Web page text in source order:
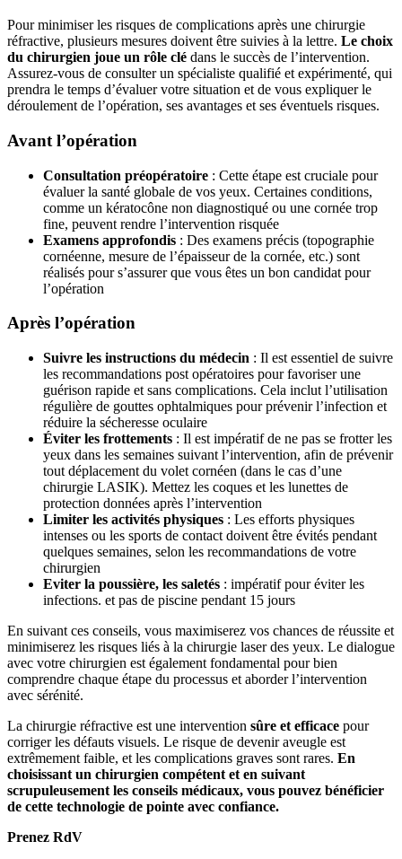
Pour minimiser les risques de complications après une chirurgie
réfractive, plusieurs mesures doivent être suivies à la lettre. Le choix
du chirurgien joue un rôle clé dans le succès de l’intervention.
Assurez-vous de consulter un spécialiste qualifié et expérimenté, qui
prendra le temps d’évaluer votre situation et de vous expliquer le
déroulement de l’opération, ses avantages et ses éventuels risques.
Avant l’opération
Consultation préopératoire : Cette étape est cruciale pour
évaluer la santé globale de vos yeux. Certaines conditions,
comme un kératocône non diagnostiqué ou une cornée trop
fine, peuvent rendre l’intervention risquée
Examens approfondis : Des examens précis (topographie
cornéenne, mesure de l’épaisseur de la cornée, etc.) sont
réalisés pour s’assurer que vous êtes un bon candidat pour
l’opération
Après l’opération
Suivre les instructions du médecin : Il est essentiel de suivre
les recommandations post opératoires pour favoriser une
guérison rapide et sans complications. Cela inclut l’utilisation
régulière de gouttes ophtalmiques pour prévenir l’infection et
réduire la sécheresse oculaire
Éviter les frottements : Il est impératif de ne pas se frotter les
yeux dans les semaines suivant l’intervention, afin de prévenir
tout déplacement du volet cornéen (dans le cas d’une
chirurgie LASIK). Mettez les coques et les lunettes de
protection données après l’intervention
Limiter les activités physiques : Les efforts physiques
intenses ou les sports de contact doivent être évités pendant
quelques semaines, selon les recommandations de votre
chirurgien
Eviter la poussière, les saletés : impératif pour éviter les
infections. et pas de piscine pendant 15 jours
En suivant ces conseils, vous maximiserez vos chances de réussite et
minimiserez les risques liés à la chirurgie laser des yeux. Le dialogue
avec votre chirurgien est également fondamental pour bien
comprendre chaque étape du processus et aborder l’intervention
avec sérénité.
La chirurgie réfractive est une intervention sûre et efficace pour
corriger les défauts visuels. Le risque de devenir aveugle est
extrêmement faible, et les complications graves sont rares. En
choisissant un chirurgien compétent et en suivant
scrupuleusement les conseils médicaux, vous pouvez bénéficier
de cette technologie de pointe avec confiance.
Prenez RdV